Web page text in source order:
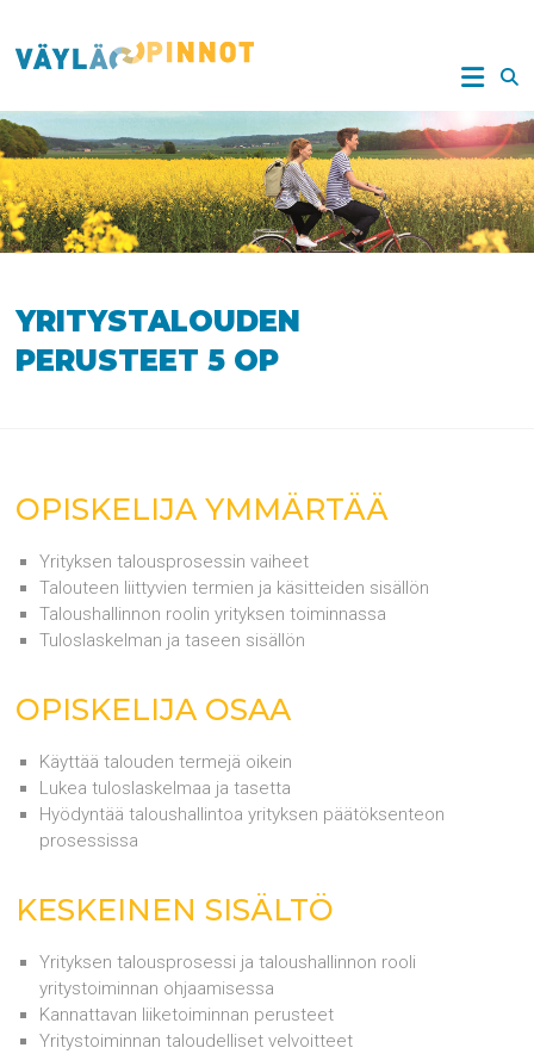
content
VÄYLÄOPINNOT
YRITYSTALOUDEN
PERUSTEET 5 OP
OPISKELIJA YMMÄRTÄÄ
Yrityksen talousprosessin vaiheet
Talouteen liittyvien termien ja käsitteiden sisällön
Taloushallinnon roolin yrityksen toiminnassa
Tuloslaskelman ja taseen sisällön
OPISKELIJA OSAA
Käyttää talouden termejä oikein
Lukea tuloslaskelmaa ja tasetta
Hyödyntää taloushallintoa yrityksen päätöksenteon
prosessissa
KESKEINEN SISÄLTÖ
Yrityksen talousprosessi ja taloushallinnon rooli
yritystoiminnan ohjaamisessa
Kannattavan liiketoiminnan perusteet
Yritystoiminnan taloudelliset velvoitteet